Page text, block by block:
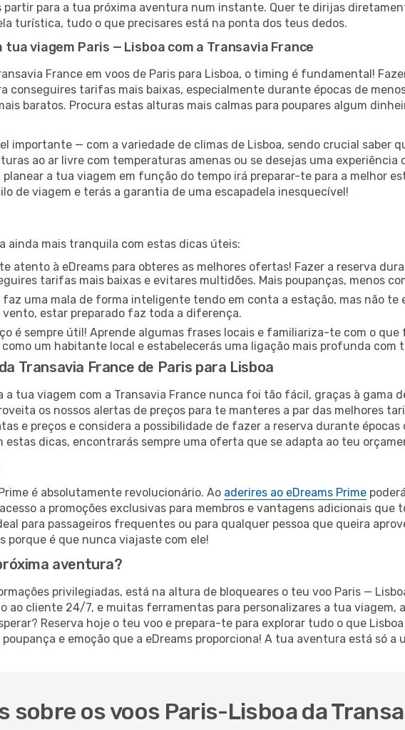
partir para a tua próxima aventura num instante. Quer te dirijas
turística, tudo o que precisares está na ponta dos teus dedos.
viagem Paris — Lisboa com a Transavia France
France em voos de Paris para Lisboa, o timing é fundamental!
conseguires tarifas mais baixas, especialmente durante épocas de
baratos. Procura estas alturas mais calmas para poupares algum
importante — com a variedade de climas de Lisboa, sendo crucial saber
ao ar livre com temperaturas amenas ou se desejas uma
a tua viagem em função do tempo irá preparar-te para a melhor
de viagem e terás a garantia de uma escapadela inesquecível!
ainda mais tranquila com estas dicas úteis:
atento à eDreams para obteres as melhores ofertas! Fazer a reserva
tarifas mais baixas e evitares multidões. Mais poupanças, menos
faz uma mala de forma inteligente tendo em conta a estação, mas não te
estar preparado faz toda a diferença.
é sempre útil! Aprende algumas frases locais e familiariza-te com o que
um habitante local e estabelecerás uma ligação mais profunda com
Transavia France de Paris para Lisboa
a tua viagem com a Transavia France nunca foi tão fácil, graças à gama
os nossos alertas de preços para te manteres a par das melhores
e preços e considera a possibilidade de fazer a reserva durante épocas
estas dicas, encontrarás sempre uma oferta que se adapta ao teu
é absolutamente revolucionário. Ao aderires ao eDreams Prime
a promoções exclusivas para membros e vantagens adicionais que
para passageiros frequentes ou para qualquer pessoa que queira
é que nunca viajaste com ele!
aventura?
privilegiadas, está na altura de bloqueares o teu voo Paris —
ao cliente 24/7, e muitas ferramentas para personalizares a tua viagem,
Reserva hoje o teu voo e prepara-te para explorar tudo o que
e emoção que a eDreams proporciona! A tua aventura está só a
os voos Paris-Lisboa da